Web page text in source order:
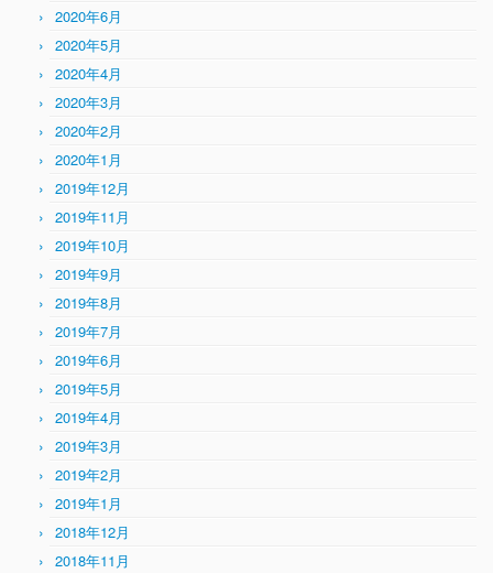
2020年6月
2020年5月
2020年4月
2020年3月
2020年2月
2020年1月
2019年12月
2019年11月
2019年10月
2019年9月
2019年8月
2019年7月
2019年6月
2019年5月
2019年4月
2019年3月
2019年2月
2019年1月
2018年12月
2018年11月